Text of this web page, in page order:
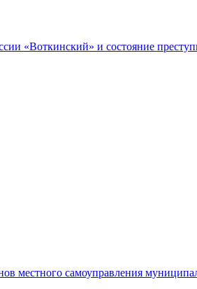
«Воткинский» и состояние
местного самоуправления